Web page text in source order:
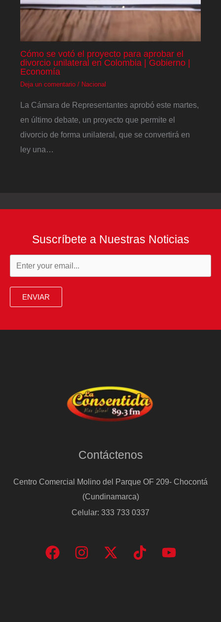
Cómo se votó el proyecto para aprobar el
divorcio unilateral en Colombia | Gobierno |
Economía
Deja un comentario / Nacional
La Cámara de Representantes aprobó este martes,
en último debate, un proyecto que permite el
divorcio de forma unilateral, que se convertirá en
ley una…
Suscríbete a Nuestras Noticias
ENVIAR
Contáctenos
Centro Comercial Molino del Parque OF 209- Chocontá
(Cundinamarca)
Celular: 333 733 0337